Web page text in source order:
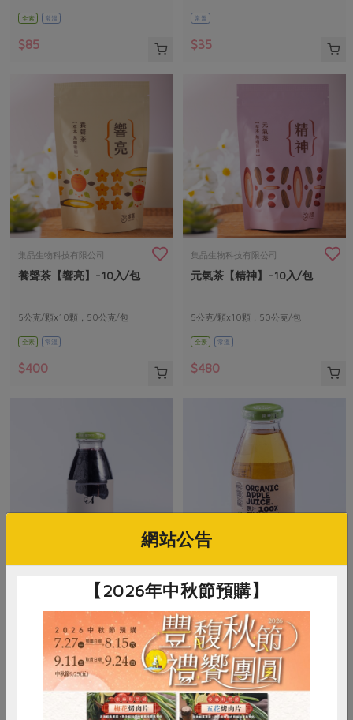
全素 常溫
$85
常溫
$35
集品生物科技有限公司
養聲茶【響亮】-10入/包
5公克/顆x10顆，50公克/包
全素 常溫
$400
集品生物科技有限公司
元氣茶【精神】-10入/包
5公克/顆x10顆，50公克/包
全素 常溫
$480
奧納芮有機紅葡萄汁
常溫
奧納芮有機蘋果汁
295毫升
常溫
$55
網站公告
【2026年中秋節預購】